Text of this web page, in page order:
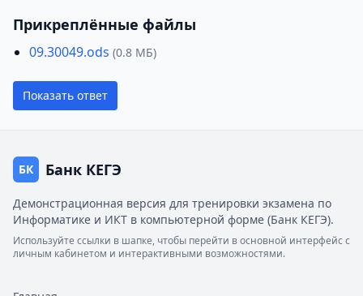
Прикреплённые файлы
09.30049.ods (0.8 МБ)
Показать ответ
БК Банк КЕГЭ
Демонстрационная версия для тренировки экзамена по
Информатике и ИКТ в компьютерной форме (Банк КЕГЭ).
Используйте ссылки в шапке, чтобы перейти в основной интерфейс с
личным кабинетом и интерактивными возможностями.